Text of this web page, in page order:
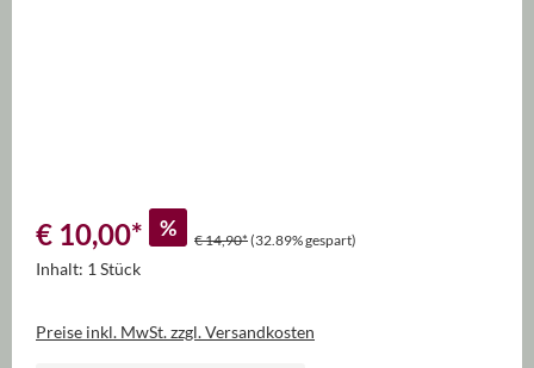
€ 10,00* % € 14,90*(32.89% gespart)
Inhalt: 1 Stück
Preise inkl. MwSt. zzgl. Versandkosten